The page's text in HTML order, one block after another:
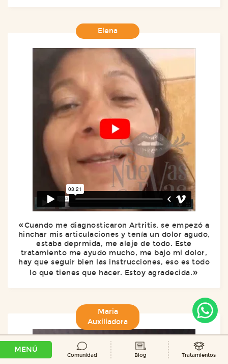
Elena
Cuando me diagnosticaron Artritis, se empezó a
hinchar mis articulaciones y tenía un dolor agudo,
estaba deprmida, me aleje de todo. Este
tratamiento me ayudo mucho, me bajo mi dolor,
hay que seguir bien las instrucciones, eso es todo
lo que tienes que hacer. Estoy agradecida.
Maria
Auxiliadora
MENÚ
Comunidad Blog Tratamientos